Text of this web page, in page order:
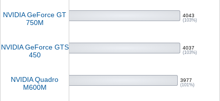
NVIDIA GeForce GT
750M
4043
(103%)
NVIDIA GeForce GTS
450
4037
(103%)
NVIDIA Quadro
M600M
3977
(101%)